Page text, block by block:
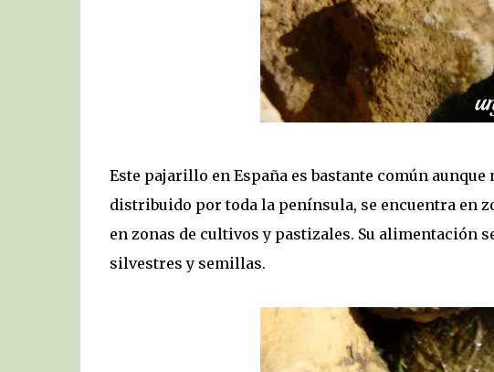
Este pajarillo en España es bastante común
distribuido por toda la península, se encuentra en
en zonas de cultivos y pastizales. Su alimentación
silvestres y semillas.